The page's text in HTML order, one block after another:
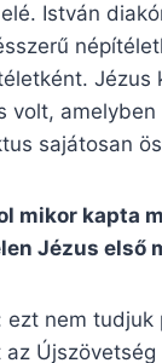
István
Jézus
volt, amelyben
sajátosan
mikor kapta
Jézus első
ezt nem tudjuk
az